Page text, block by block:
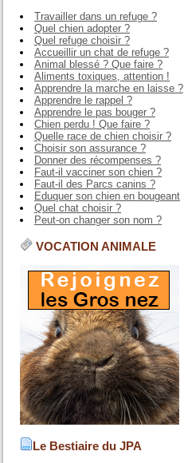
Travailler dans un refuge ?
Quel chien adopter ?
Quel refuge choisir ?
Accueillir un chat de refuge ?
Animal blessé ? Que faire ?
Aliments toxiques, attention !
Apprendre la marche en laisse ?
Apprendre le rappel ?
Apprendre le pas bouger ?
Chien perdu ! Que faire ?
Quelle race de chien choisir ?
Choisir son assurance ?
Donner des récompenses ?
Faut-il vacciner son chien ?
Faut-il des Parcs canins ?
Eduquer son chien en bougeant
Quel chat choisir ?
Peut-on changer son nom ?
VOCATION ANIMALE
Le Bestiaire du JPA